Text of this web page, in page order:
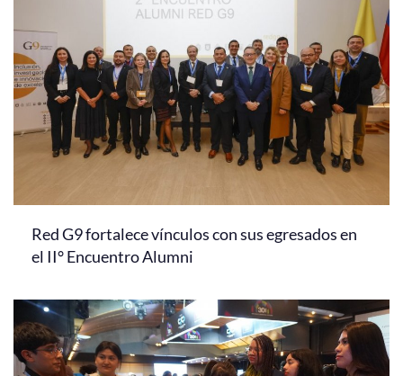
Red G9 fortalece vínculos con sus egresados en
el II° Encuentro Alumni